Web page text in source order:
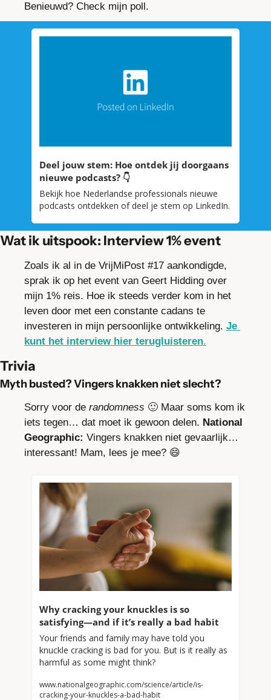
Benieuwd? Check mijn poll.
Deel jouw stem: Hoe ontdek jij doorgaans
nieuwe podcasts? 👇
Bekijk hoe Nederlandse professionals nieuwe
Wat ik uitspook: Interview 1% event
Zoals ik al in de VrijMiPost #17 aankondigde,
sprak ik op het event van Geert Hidding over
mijn 1% reis. Hoe ik steeds verder kom in het
leven door met een constante cadans te
investeren in mijn persoonlijke ontwikkeling. Je
kunt het interview hier terugluisteren.
Trivia
Myth busted? Vingers knakken niet slecht?
Sorry voor de randomness 🙂 Maar soms kom ik
iets tegen… dat moet ik gewoon delen. National
Geographic: Vingers knakken niet gevaarlijk…
interessant! Mam, lees je mee? 😄
Why cracking your knuckles is so
satisfying—and if it’s really a bad habit
Your friends and family may have told you
knuckle cracking is bad for you. But is it really as
harmful as some might think?
www.nationalgeographic.com/science/article/is-
cracking-your-knuckles-a-bad-habit